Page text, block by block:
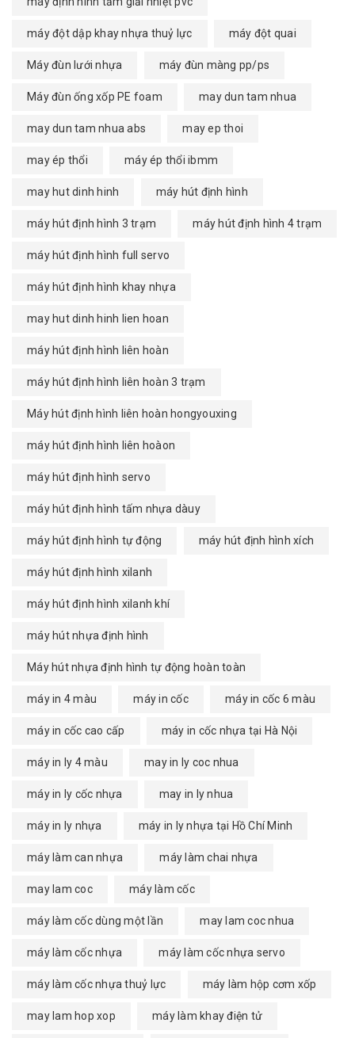
máy đột dập khay nhựa thuỷ lực máy đột quai
Máy đùn lưới nhựa máy đùn màng pp/ps
Máy đùn ống xốp PE foam may dun tam nhua
may dun tam nhua abs may ep thoi
may ép thổi máy ép thổi ibmm
may hut dinh hinh máy hút định hình
máy hút định hình 3 trạm máy hút định hình 4 trạm
máy hút định hình full servo
máy hút định hình khay nhựa
may hut dinh hinh lien hoan
máy hút định hình liên hoàn
máy hút định hình liên hoàn 3 trạm
Máy hút định hình liên hoàn hongyouxing
máy hút định hình liên hoàon
máy hút định hình servo
máy hút định hình tấm nhựa dàuy
máy hút định hình tự động máy hút định hình xích
máy hút định hình xilanh
máy hút định hình xilanh khí
máy hút nhựa định hình
Máy hút nhựa định hình tự động hoàn toàn
máy in 4 màu máy in cốc máy in cốc 6 màu
máy in cốc cao cấp máy in cốc nhựa tại Hà Nội
máy in ly 4 màu may in ly coc nhua
máy in ly cốc nhựa may in ly nhua
máy in ly nhựa máy in ly nhựa tại Hồ Chí Minh
máy làm can nhựa máy làm chai nhựa
may lam coc máy làm cốc
máy làm cốc dùng một lần may lam coc nhua
máy làm cốc nhựa máy làm cốc nhựa servo
máy làm cốc nhựa thuỷ lực máy làm hộp cơm xốp
may lam hop xop máy làm khay điện tử